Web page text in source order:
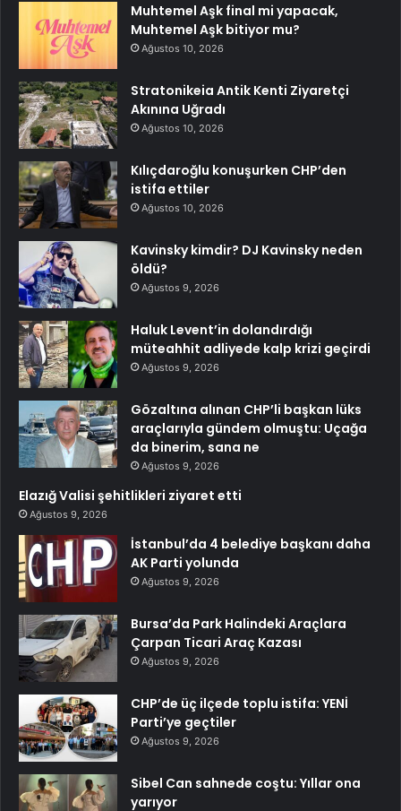
Muhtemel Aşk final mi yapacak,
Muhtemel Aşk bitiyor mu?
Ağustos 10, 2026
Stratonikeia Antik Kenti Ziyaretçi
Akınına Uğradı
Ağustos 10, 2026
Kılıçdaroğlu konuşurken CHP’den
istifa ettiler
Ağustos 10, 2026
Kavinsky kimdir? DJ Kavinsky neden
öldü?
Ağustos 9, 2026
Haluk Levent’in dolandırdığı
müteahhit adliyede kalp krizi geçirdi
Ağustos 9, 2026
Gözaltına alınan CHP’li başkan lüks
araçlarıyla gündem olmuştu: Uçağa
da binerim, sana ne
Ağustos 9, 2026
Elazığ Valisi şehitlikleri ziyaret etti
Ağustos 9, 2026
İstanbul’da 4 belediye başkanı daha
AK Parti yolunda
Ağustos 9, 2026
Bursa’da Park Halindeki Araçlara
Çarpan Ticari Araç Kazası
Ağustos 9, 2026
CHP’de üç ilçede toplu istifa: YENİ
Parti’ye geçtiler
Ağustos 9, 2026
Sibel Can sahnede coştu: Yıllar ona
yarıyor